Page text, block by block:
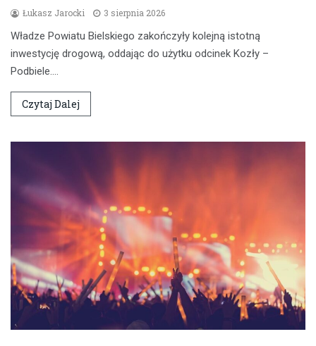
Łukasz Jarocki 3 sierpnia 2026
Władze Powiatu Bielskiego zakończyły kolejną istotną
inwestycję drogową, oddając do użytku odcinek Kozły –
Podbiele.…
Czytaj Dalej